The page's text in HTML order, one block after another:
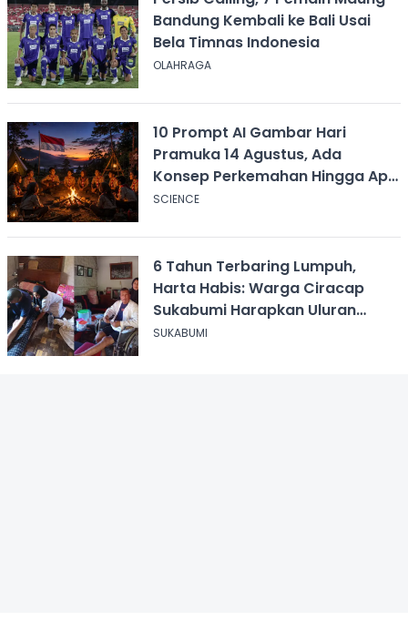
Bandung Kembali ke Bali Usai
Bela Timnas Indonesia
OLAHRAGA
10 Prompt AI Gambar Hari
Pramuka 14 Agustus, Ada
Konsep Perkemahan Hingga Api
Unggun
SCIENCE
6 Tahun Terbaring Lumpuh,
Harta Habis: Warga Ciracap
Sukabumi Harapkan Uluran
Tangan KDM
SUKABUMI